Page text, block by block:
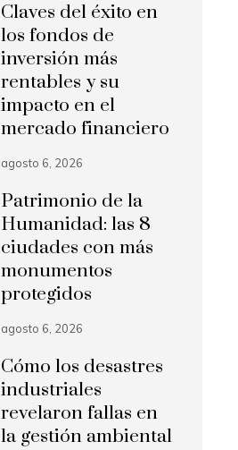
Claves del éxito en
los fondos de
inversión más
rentables y su
impacto en el
mercado financiero
agosto 6, 2026
Patrimonio de la
Humanidad: las 8
ciudades con más
monumentos
protegidos
agosto 6, 2026
Cómo los desastres
industriales
revelaron fallas en
la gestión ambiental